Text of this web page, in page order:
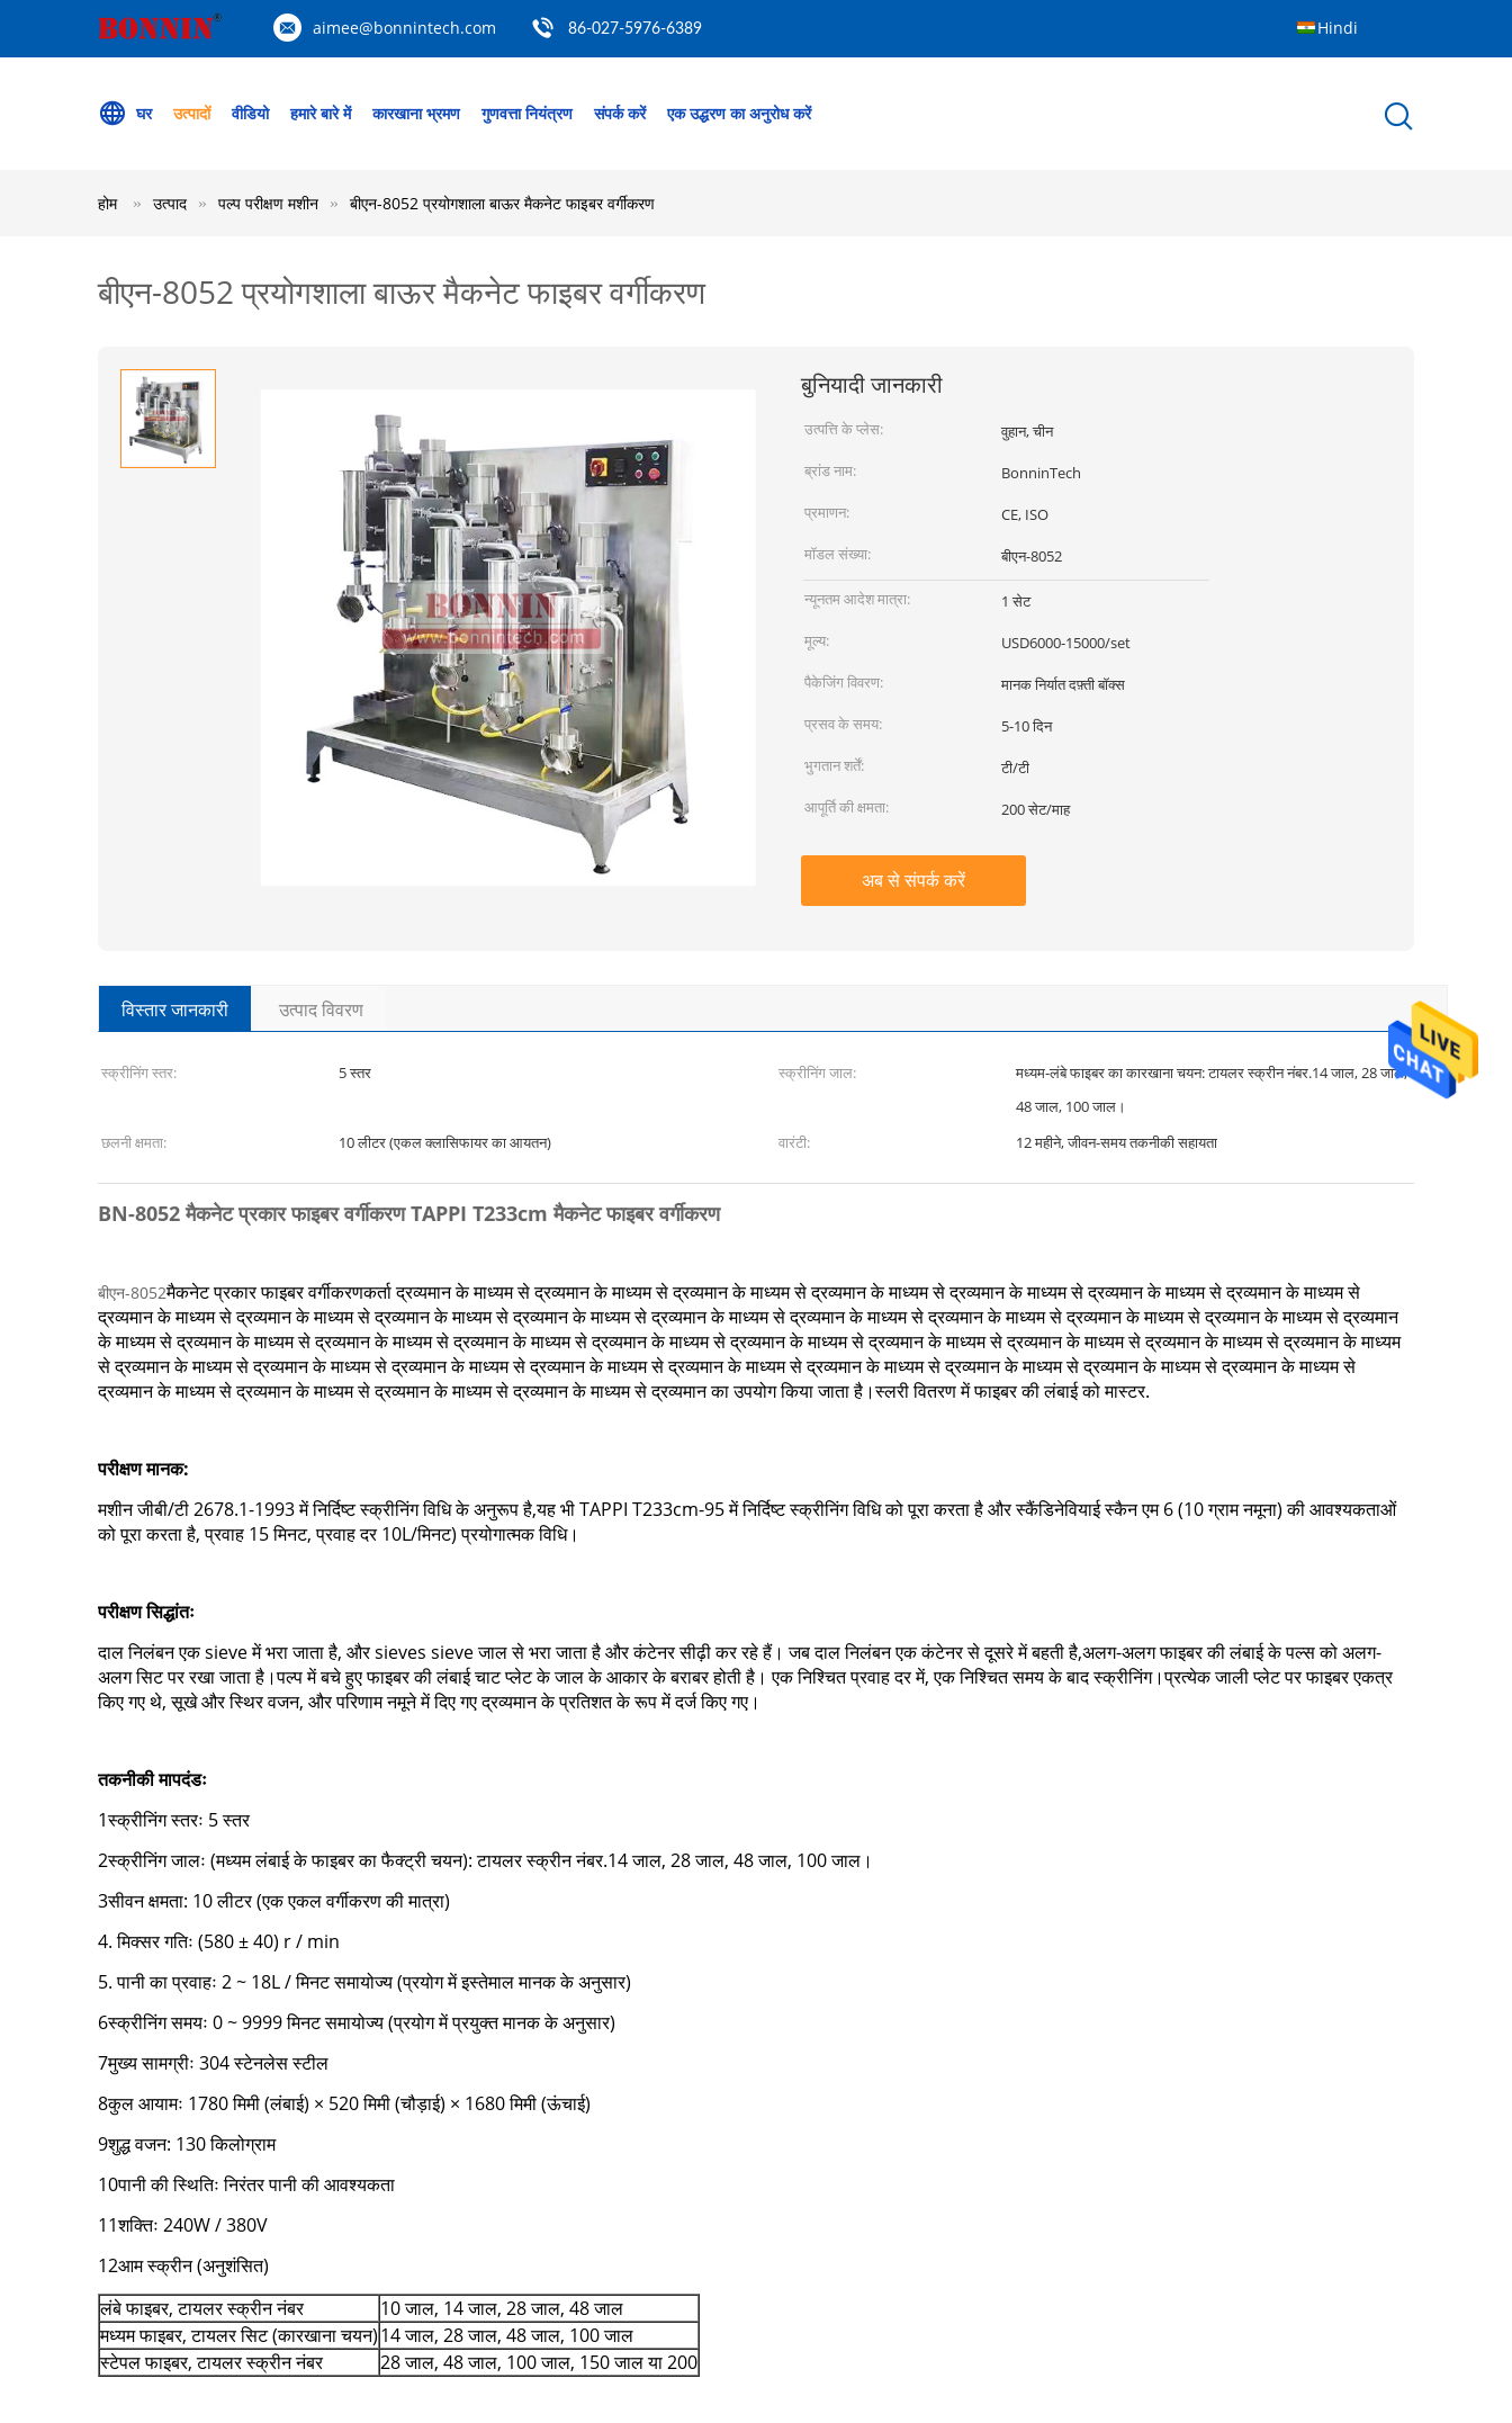
aimee@bonnintech.com 86-027-5976-6389 Hindi
घर उत्पादों वीडियो हमारे बारे में कारखाना भ्रमण गुणवत्ता नियंत्रण संपर्क करें एक उद्धरण का अनुरोध करें
होम उत्पाद पल्प परीक्षण मशीन बीएन-8052 प्रयोगशाला बाऊर मैकनेट फाइबर वर्गीकरण
बीएन-8052 प्रयोगशाला बाऊर मैकनेट फाइबर वर्गीकरण
बुनियादी जानकारी
उत्पत्ति के प्लेस:
वुहान, चीन
ब्रांड नाम:
BonninTech
प्रमाणन:
CE, ISO
मॉडल संख्या:
बीएन-8052
न्यूनतम आदेश मात्रा:
1 सेट
मूल्य:
USD6000-15000/set
पैकेजिंग विवरण:
मानक निर्यात दफ़्ती बॉक्स
प्रसव के समय:
5-10 दिन
भुगतान शर्तें:
टी/टी
आपूर्ति की क्षमता:
200 सेट/माह
अब से संपर्क करें
विस्तार जानकारी उत्पाद विवरण
स्क्रीनिंग स्तर: 5 स्तर स्क्रीनिंग जाल:
मध्यम-लंबे फाइबर का कारखाना चयन: टायलर स्क्रीन नंबर.14 जाल, 28 जाल,
48 जाल, 100 जाल।
छलनी क्षमता:
10 लीटर (एकल क्लासिफायर का आयतन) वारंटी: 12 महीने, जीवन-समय तकनीकी सहायता
BN-8052 मैकनेट प्रकार फाइबर वर्गीकरण TAPPI T233cm मैकनेट फाइबर वर्गीकरण
बीएन-8052मैकनेट प्रकार फाइबर वर्गीकरणकर्ताद्रव्यमान के माध्यम से द्रव्यमान के माध्यम से द्रव्यमान के माध्यम से द्रव्यमान के माध्यम से द्रव्यमान के माध्यम से द्रव्यमान के माध्यम से द्रव्यमान के माध्यम से
द्रव्यमान के माध्यम से द्रव्यमान के माध्यम से द्रव्यमान के माध्यम से द्रव्यमान के माध्यम से द्रव्यमान के माध्यम से द्रव्यमान के माध्यम से द्रव्यमान के माध्यम से द्रव्यमान के माध्यम से द्रव्यमान के माध्यम से द्रव्यमान
के माध्यम से द्रव्यमान के माध्यम से द्रव्यमान के माध्यम से द्रव्यमान के माध्यम से द्रव्यमान के माध्यम से द्रव्यमान के माध्यम से द्रव्यमान के माध्यम से द्रव्यमान के माध्यम से द्रव्यमान के माध्यम से द्रव्यमान के माध्यम
से द्रव्यमान के माध्यम से द्रव्यमान के माध्यम से द्रव्यमान के माध्यम से द्रव्यमान के माध्यम से द्रव्यमान के माध्यम से द्रव्यमान के माध्यम से द्रव्यमान के माध्यम से द्रव्यमान के माध्यम से द्रव्यमान के माध्यम से
द्रव्यमान के माध्यम से द्रव्यमान के माध्यम से द्रव्यमान के माध्यम से द्रव्यमान के माध्यम से द्रव्यमान का उपयोग किया जाता है।स्लरी वितरण में फाइबर की लंबाई को मास्टर.
परीक्षण मानक:
मशीन जीबी/टी 2678.1-1993 में निर्दिष्ट स्क्रीनिंग विधि के अनुरूप है,यह भी TAPPI T233cm-95 में निर्दिष्ट स्क्रीनिंग विधि को पूरा करता है और स्कैंडिनेवियाई स्कैन एम 6 (10 ग्राम नमूना) की आवश्यकताओं
को पूरा करता है, प्रवाह 15 मिनट, प्रवाह दर 10L/मिनट) प्रयोगात्मक विधि।
परीक्षण सिद्धांतः
दाल निलंबन एक sieve में भरा जाता है, और sieves sieve जाल से भरा जाता है और कंटेनर सीढ़ी कर रहे हैं। जब दाल निलंबन एक कंटेनर से दूसरे में बहती है,अलग-अलग फाइबर की लंबाई के पल्स को अलग-
अलग सिट पर रखा जाता है।पल्प में बचे हुए फाइबर की लंबाई चाट प्लेट के जाल के आकार के बराबर होती है। एक निश्चित प्रवाह दर में, एक निश्चित समय के बाद स्क्रीनिंग।प्रत्येक जाली प्लेट पर फाइबर एकत्र
किए गए थे, सूखे और स्थिर वजन, और परिणाम नमूने में दिए गए द्रव्यमान के प्रतिशत के रूप में दर्ज किए गए।
तकनीकी मापदंडः
1स्क्रीनिंग स्तरः 5 स्तर
2स्क्रीनिंग जालः (मध्यम लंबाई के फाइबर का फैक्ट्री चयन): टायलर स्क्रीन नंबर.14 जाल, 28 जाल, 48 जाल, 100 जाल।
3सीवन क्षमता: 10 लीटर (एक एकल वर्गीकरण की मात्रा)
4. मिक्सर गतिः (580 ± 40) r / min
5. पानी का प्रवाहः 2 ~ 18L / मिनट समायोज्य (प्रयोग में इस्तेमाल मानक के अनुसार)
6स्क्रीनिंग समयः 0 ~ 9999 मिनट समायोज्य (प्रयोग में प्रयुक्त मानक के अनुसार)
7मुख्य सामग्रीः 304 स्टेनलेस स्टील
8कुल आयामः 1780 मिमी (लंबाई) × 520 मिमी (चौड़ाई) × 1680 मिमी (ऊंचाई)
9शुद्ध वजन: 130 किलोग्राम
10पानी की स्थितिः निरंतर पानी की आवश्यकता
11शक्तिः 240W / 380V
12आम स्क्रीन (अनुशंसित)
लंबे फाइबर, टायलर स्क्रीन नंबर
10 जाल, 14 जाल, 28 जाल, 48 जाल
मध्यम फाइबर, टायलर सिट (कारखाना चयन)14 जाल, 28 जाल, 48 जाल, 100 जाल
स्टेपल फाइबर, टायलर स्क्रीन नंबर
28 जाल, 48 जाल, 100 जाल, 150 जाल या 200